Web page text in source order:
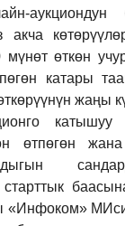
аукциондун
акча
өткөн
катары
жаңы
катышуу
өтпөгөн
«Инфоком»